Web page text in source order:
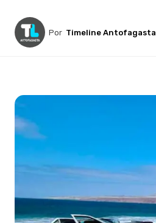
Por Timeline Antofagasta